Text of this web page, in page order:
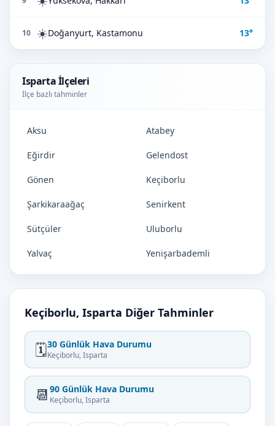
10 ☀️Doğanyurt, Kastamonu 13°
Isparta İlçeleri
İlçe bazlı tahminler
Aksu Atabey
Eğirdir Gelendost
Gönen Keçiborlu
Şarkikaraağaç Senirkent
Sütçüler Uluborlu
Yalvaç Yenişarbademli
Keçiborlu, Isparta Diğer Tahminler
🗓️30 Günlük Hava Durumu
Keçiborlu, Isparta
📆 90 Günlük Hava Durumu
Keçiborlu, Isparta